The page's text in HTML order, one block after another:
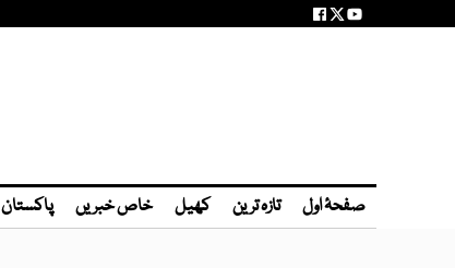
صفحۂ اول تازہ ترین کھیل خاص خبریں پاکستان